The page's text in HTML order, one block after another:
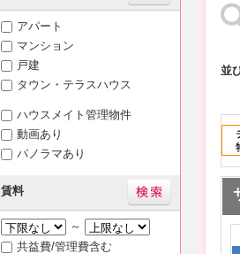
並
アパート
マンション
戸建
タウン・テラスハウス
ハウスメイト管理物件
動画あり
パノラマあり
賃料
～
共益費/管理費含む